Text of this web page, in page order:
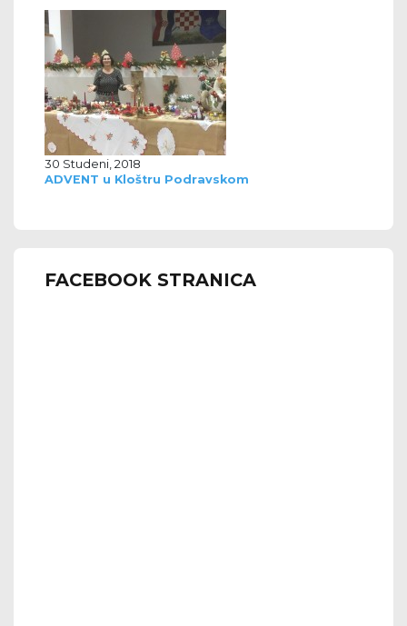
30 Studeni, 2018
ADVENT u Kloštru Podravskom
FACEBOOK STRANICA